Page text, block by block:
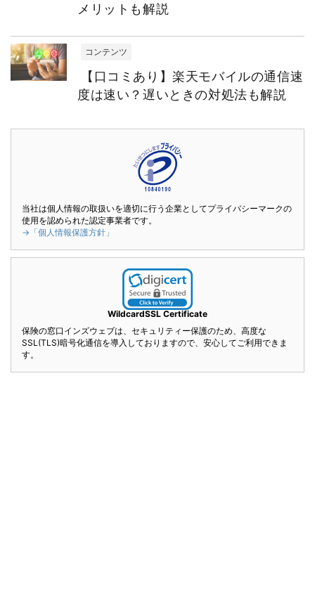
メリットも解説
コンテンツ
【口コミあり】楽天モバイルの通信速
度は速い？遅いときの対処法も解説
当社は個人情報の取扱いを適切に行う企業としてプライバシーマークの
使用を認められた認定事業者です。
→「個人情報保護方針」
WildcardSSL Certificate
保険の窓口インズウェブは、セキュリティー保護のため、高度な
SSL(TLS)暗号化通信を導入しておりますので、安心してご利用できま
す。